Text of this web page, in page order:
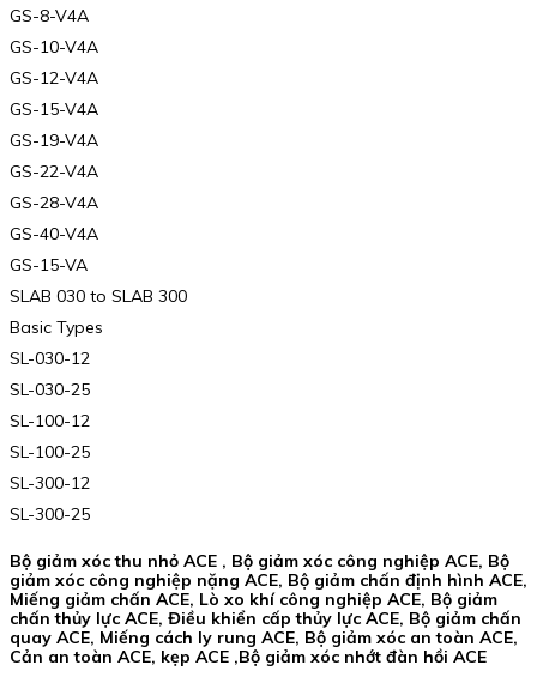
GS-8-V4A
GS-10-V4A
GS-12-V4A
GS-15-V4A
GS-19-V4A
GS-22-V4A
GS-28-V4A
GS-40-V4A
GS-15-VA
SLAB 030 to SLAB 300
Basic Types
SL-030-12
SL-030-25
SL-100-12
SL-100-25
SL-300-12
SL-300-25
Bộ giảm xóc thu nhỏ ACE , Bộ giảm xóc công nghiệp ACE, Bộ
giảm xóc công nghiệp nặng ACE, Bộ giảm chấn định hình ACE,
Miếng giảm chấn ACE, Lò xo khí công nghiệp ACE, Bộ giảm
chấn thủy lực ACE, Điều khiển cấp thủy lực ACE, Bộ giảm chấn
quay ACE, Miếng cách ly rung ACE, Bộ giảm xóc an toàn ACE,
Cản an toàn ACE, kẹp ACE ,Bộ giảm xóc nhớt đàn hồi ACE